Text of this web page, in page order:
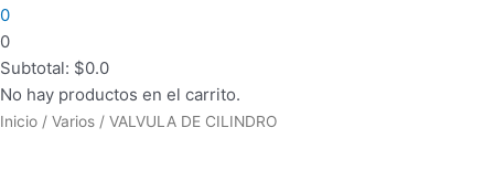
0
0
Subtotal: $0.0
No hay productos en el carrito.
Inicio / Varios / VALVULA DE CILINDRO
COMBO